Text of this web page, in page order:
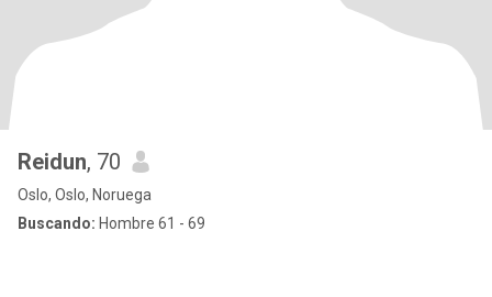
Reidun, 70
Oslo, Oslo, Noruega
Buscando: Hombre 61 - 69